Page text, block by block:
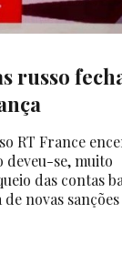
russo
RT France
deveu-se, muito
das contas
de novas